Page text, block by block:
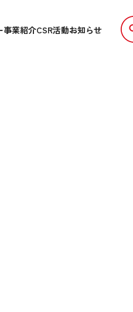
事業紹介CSR活動お知らせ